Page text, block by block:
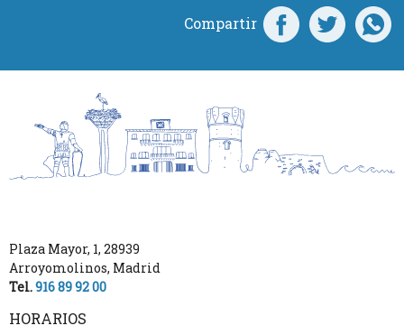
Compartir
Plaza Mayor, 1, 28939
Arroyomolinos, Madrid
Tel.916 89 92 00
HORARIOS